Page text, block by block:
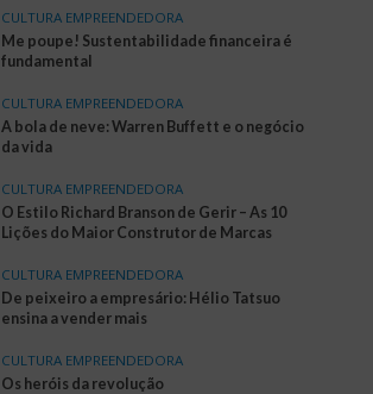
CULTURA EMPREENDEDORA
Me poupe! Sustentabilidade financeira é
fundamental
CULTURA EMPREENDEDORA
A bola de neve: Warren Buffett e o negócio
da vida
CULTURA EMPREENDEDORA
O Estilo Richard Branson de Gerir – As 10
Lições do Maior Construtor de Marcas
CULTURA EMPREENDEDORA
De peixeiro a empresário: Hélio Tatsuo
ensina a vender mais
CULTURA EMPREENDEDORA
Os heróis da revolução